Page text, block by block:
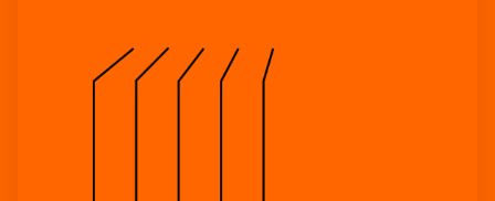
Nieuwsbrief